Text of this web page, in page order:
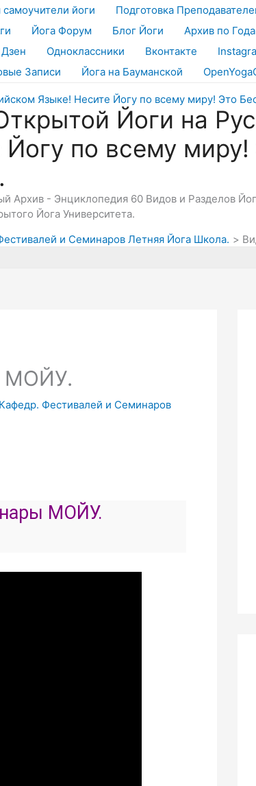
самоучители йоги
Подготовка
Йога Форум Блог Йоги Архив по
Дзен Одноклассники Вконтакте
Записи Йога на Бауманской
Йоги на
по всему
Архив - Энциклопедия 60 Видов и Разделов
Йога Университета.
и Семинаров Летняя Йога Школа.
МОЙУ.
Фестивалей и Семинаров
МОЙУ.